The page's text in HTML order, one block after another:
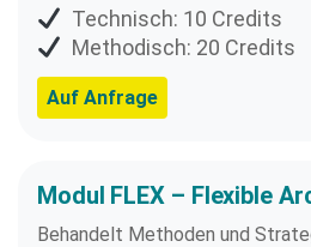
Technisch: 10 Credits
Methodisch: 20 Credits
Auf Anfrage
Modul FLEX – Flexible
Behandelt Methoden und